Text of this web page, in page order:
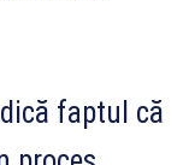
faptul că